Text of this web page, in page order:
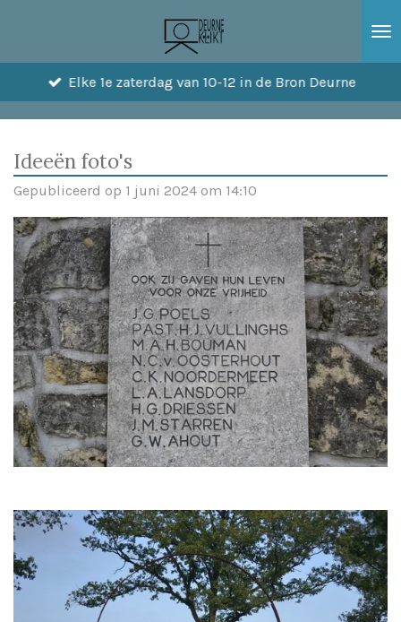
hoofdinhoud
Elke 1e zaterdag van 10-12 in de Bron Deurne
Ideeën foto's
Gepubliceerd op 1 juni 2024 om 14:10